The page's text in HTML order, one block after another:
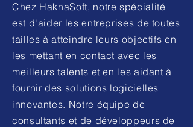
Chez HaknaSoft, notre spécialité
est d'aider les entreprises de toutes
tailles à atteindre leurs objectifs en
les mettant en contact avec les
meilleurs talents et en les aidant à
fournir des solutions logicielles
innovantes. Notre équipe de
consultants et de développeurs de